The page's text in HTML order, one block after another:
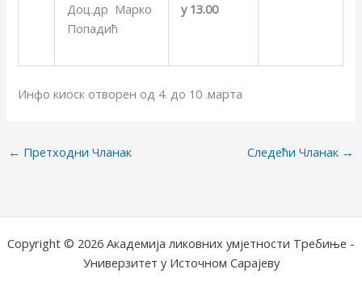
Доц.др Марко
Попадић
у 13.00
Инфо киоск отворен од 4. до 10 .марта
← Претходни Чланак Следећи Чланак →
Copyright © 2026 Академија ликовних умјетности Требиње -
Универзитет у Источном Сарајеву